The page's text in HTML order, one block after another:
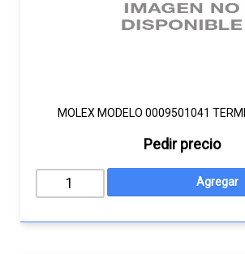
MOLEX MODELO 0009501041
Pedir precio